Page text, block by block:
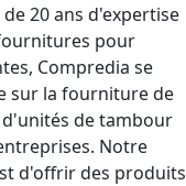
de 20 ans d'expertise
pour
Compredia se
sur la fourniture de
de tambour
Notre
d'offrir des produits